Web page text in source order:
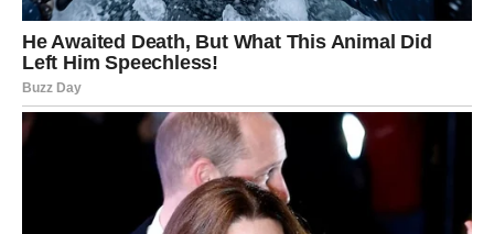
Najviše se izdvajaju Vaga, Vodolija i Ribe, kojima zvijezde
donose trenutke koji počinju sasvim spontano, a mogu
prerasti u priče koje će dugo pamtiti. Ipak, svaki znak
dobija priliku da osjeti kako izgleda kada sudbina odluči
da umiješa svoje prste.
Ponekad je dovoljan samo jedan pogled da promijeni sve.